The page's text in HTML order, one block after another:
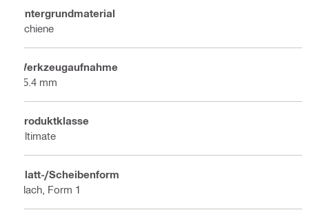
Untergrundmaterial
Schiene
Werkzeugaufnahme
25.4 mm
Produktklasse
Ultimate
Blatt-/Scheibenform
Flach, Form 1